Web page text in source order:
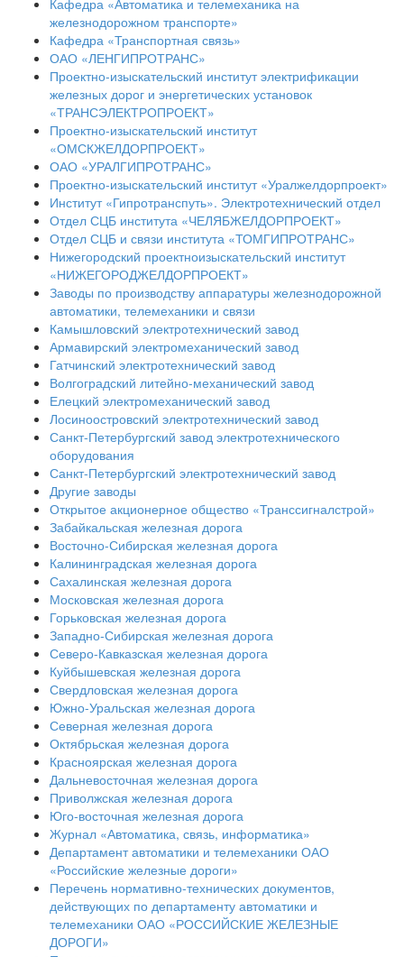
Кафедра «Автоматика и телемеханика на
железнодорожном транспорте»
Кафедра «Транспортная связь»
ОАО «ЛЕНГИПРОТРАНС»
Проектно-изыскательский институт электрификации
железных дорог и энергетических установок
«ТРАНСЭЛЕКТРОПРОЕКТ»
Проектно-изыскательский институт
«ОМСКЖЕЛДОРПРОЕКТ»
ОАО «УРАЛГИПРОТРАНС»
Проектно-изыскательский институт «Уралжелдорпроект»
Институт «Гипротранспуть». Электротехнический отдел
Отдел СЦБ института «ЧЕЛЯБЖЕЛДОРПРОЕКТ»
Отдел СЦБ и связи института «ТОМГИПРОТРАНС»
Нижегородский проектноизыскательский институт
«НИЖЕГОРОДЖЕЛДОРПРОЕКТ»
Заводы по производству аппаратуры железнодорожной
автоматики, телемеханики и связи
Камышловский электротехнический завод
Армавирский электромеханический завод
Гатчинский электротехнический завод
Волгоградский литейно-механический завод
Елецкий электромеханический завод
Лосиноостровский электротехнический завод
Санкт-Петербургский завод электротехнического
оборудования
Санкт-Петербургский электротехнический завод
Другие заводы
Открытое акционерное общество «Транссигналстрой»
Забайкальская железная дорога
Восточно-Сибирская железная дорога
Калининградская железная дорога
Сахалинская железная дорога
Московская железная дорога
Горьковская железная дорога
Западно-Сибирская железная дорога
Северо-Кавказская железная дорога
Куйбышевская железная дорога
Свердловская железная дорога
Южно-Уральская железная дорога
Северная железная дорога
Октябрьская железная дорога
Красноярская железная дорога
Дальневосточная железная дорога
Приволжская железная дорога
Юго-восточная железная дорога
Журнал «Автоматика, связь, информатика»
Департамент автоматики и телемеханики ОАО
«Российские железные дороги»
Перечень нормативно-технических документов,
действующих по департаменту автоматики и
телемеханики ОАО «РОССИЙСКИЕ ЖЕЛЕЗНЫЕ
ДОРОГИ»